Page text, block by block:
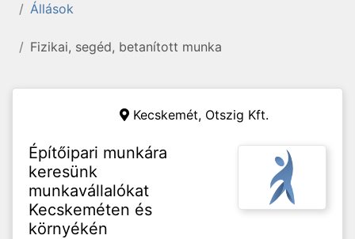
Állások
Fizikai, segéd, betanított munka
Kecskemét, Otszig Kft.
Építőipari munkára
keresünk
munkavállalókat
Kecskeméten és
környékén